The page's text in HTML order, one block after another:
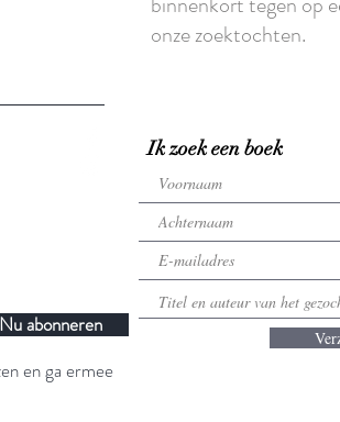
onze zoektochten.
Nu abonneren
en ga ermee
Ik zoek een boek